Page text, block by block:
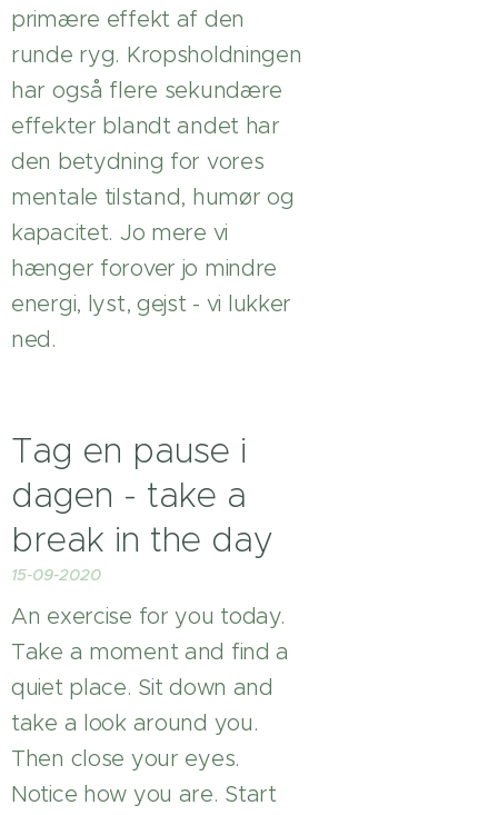
primære effekt af den
runde ryg. Kropsholdningen
har også flere sekundære
effekter blandt andet har
den betydning for vores
mentale tilstand, humør og
kapacitet. Jo mere vi
hænger forover jo mindre
energi, lyst, gejst - vi lukker
ned.
Tag en pause i
dagen - take a
break in the day
15-09-2020
An exercise for you today.
Take a moment and find a
quiet place. Sit down and
take a look around you.
Then close your eyes.
Notice how you are. Start